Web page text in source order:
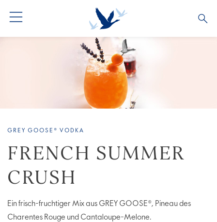
COCKTAIL COLLECTIONS
GREY GOOSE® VODKA
FRENCH SUMMER
CRUSH
Ein frisch-fruchtiger Mix aus GREY GOOSE®, Pineau des
Charentes Rouge und Cantaloupe-Melone.